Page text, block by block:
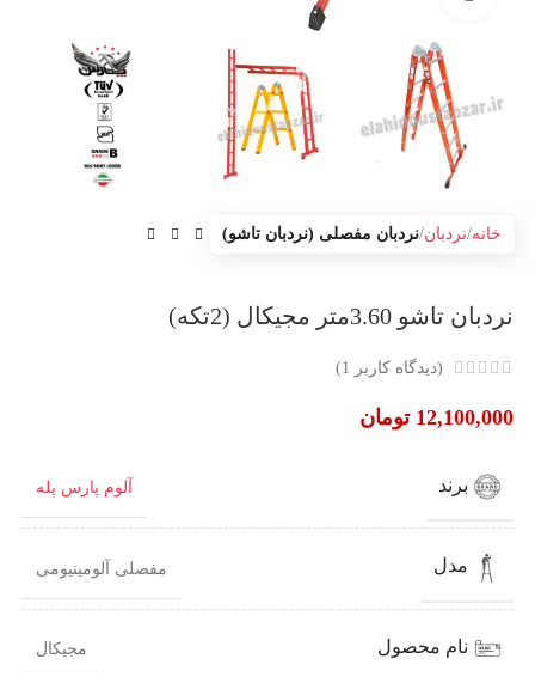
خانه نردبان نردبان مفصلی (نردبان تاشو)
نردبان تاشو 3.60متر مجیکال (2تکه)
(دیدگاه کاربر 1
)
12,100,000 تومان
برند آلوم پارس پله
مدل مفصلی آلومینیومی
نام محصول مجیکال